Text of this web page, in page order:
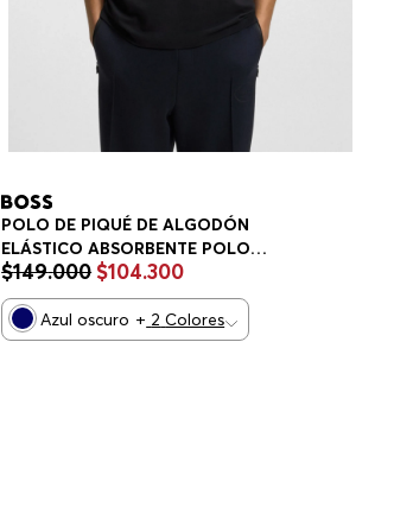
POLO DE PIQUÉ DE ALGODÓN
ELÁSTICO ABSORBENTE POLO
REGULAR FIT HOMBRE
$149.000 $104.300
Azul oscuro + 2 Colores